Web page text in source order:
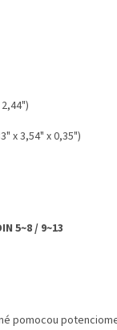
x 3,54" x 0,35")
5~8 / 9~13
pomocou